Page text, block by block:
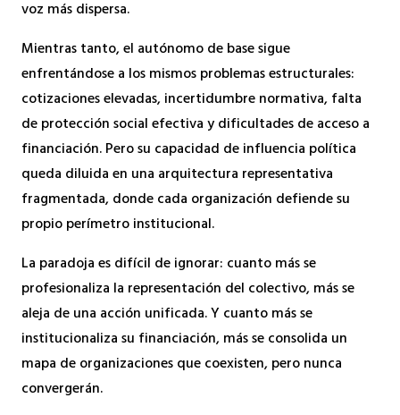
voz más dispersa.
Mientras tanto, el autónomo de base sigue
enfrentándose a los mismos problemas estructurales:
cotizaciones elevadas, incertidumbre normativa, falta
de protección social efectiva y dificultades de acceso a
financiación. Pero su capacidad de influencia política
queda diluida en una arquitectura representativa
fragmentada, donde cada organización defiende su
propio perímetro institucional.
La paradoja es difícil de ignorar: cuanto más se
profesionaliza la representación del colectivo, más se
aleja de una acción unificada. Y cuanto más se
institucionaliza su financiación, más se consolida un
mapa de organizaciones que coexisten, pero nunca
convergerán.